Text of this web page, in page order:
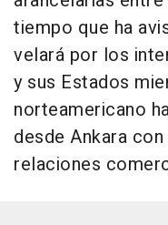
tiempo que ha
velará por los
y sus Estados
norteamericano
desde Ankara
relaciones